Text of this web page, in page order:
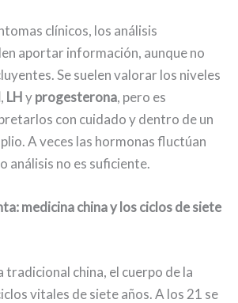
clínicos, los análisis
aportar información, aunque no
Se suelen valorar los niveles
, LHyprogesterona, pero es
con cuidado y dentro de un
A veces las hormonas fluctúan
análisis no es suficiente.
medicina china y los ciclos de siete
tradicional china, el cuerpo de la
vitales de siete años. A los 21 se